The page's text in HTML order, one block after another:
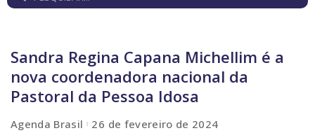
Sandra Regina Capana Michellim é a
nova coordenadora nacional da
Pastoral da Pessoa Idosa
Agenda Brasil 26 de fevereiro de 2024